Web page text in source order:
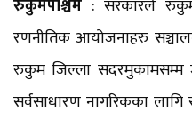
रुकुमपश्चिम : सरकारले
रणनीतिक आयोजनाहरु
रुकुम जिल्ला सदरमुकामसम्म
सर्वसाधारण नागरिकका